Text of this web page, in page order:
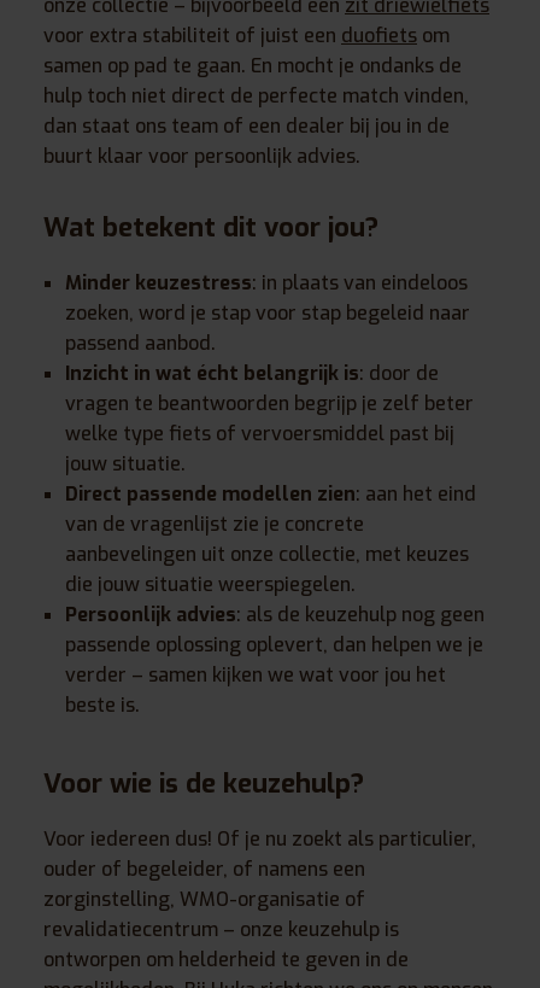
onze collectie – bijvoorbeeld een zit driewielfiets
voor extra stabiliteit of juist een duofiets om
samen op pad te gaan. En mocht je ondanks de
hulp toch niet direct de perfecte match vinden,
dan staat ons team of een dealer bij jou in de
buurt klaar voor persoonlijk advies.
Wat betekent dit voor jou?
Minder keuzestress: in plaats van eindeloos
zoeken, word je stap voor stap begeleid naar
passend aanbod.
Inzicht in wat écht belangrijk is: door de
vragen te beantwoorden begrijp je zelf beter
welke type fiets of vervoersmiddel past bij
jouw situatie.
Direct passende modellen zien: aan het eind
van de vragenlijst zie je concrete
aanbevelingen uit onze collectie, met keuzes
die jouw situatie weerspiegelen.
Persoonlijk advies: als de keuzehulp nog geen
passende oplossing oplevert, dan helpen we je
verder – samen kijken we wat voor jou het
beste is.
Voor wie is de keuzehulp?
Voor iedereen dus! Of je nu zoekt als particulier,
ouder of begeleider, of namens een
zorginstelling, WMO-organisatie of
revalidatiecentrum – onze keuzehulp is
ontworpen om helderheid te geven in de